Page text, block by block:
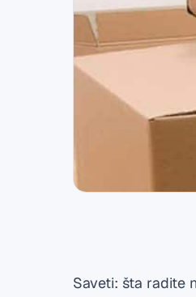
Saveti: šta radite